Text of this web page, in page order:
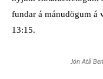
fundar á mánudögum á
13:15.
Jón Atli